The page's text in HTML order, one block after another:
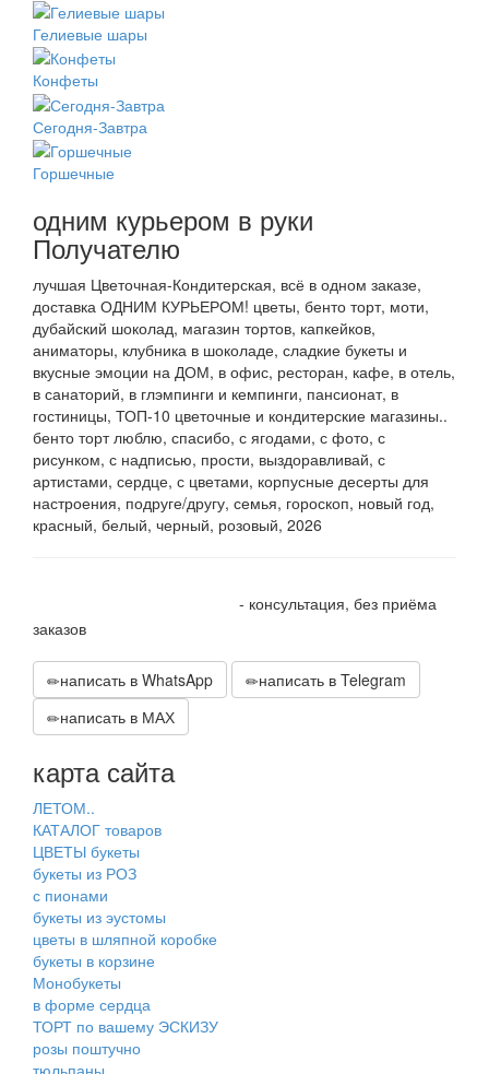
Гелиевые шары
Конфеты
Сегодня-Завтра
Горшечные
одним курьером в руки
Получателю
лучшая Цветочная-Кондитерская, всё в одном заказе,
доставка ОДНИМ КУРЬЕРОМ! цветы, бенто торт, моти,
дубайский шоколад, магазин тортов, капкейков,
аниматоры, клубника в шоколаде, сладкие букеты и
вкусные эмоции на ДОМ, в офис, ресторан, кафе, в отель,
в санаторий, в глэмпинги и кемпинги, пансионат, в
гостиницы, ТОП-10 цветочные и кондитерские магазины..
бенто торт люблю, спасибо, с ягодами, с фото, с
рисунком, с надписью, прости, выздоравливай, с
артистами, сердце, с цветами, корпусные десерты для
настроения, подруге/другу, семья, гороскоп, новый год,
красный, белый, черный, розовый, 2026
- консультация, без приёма
заказов
написать в WhatsApp
написать в Telegram
написать в МАХ
карта сайта
ЛЕТОМ..
КАТАЛОГ товаров
ЦВЕТЫ букеты
букеты из РОЗ
с пионами
букеты из эустомы
цветы в шляпной коробке
букеты в корзине
Монобукеты
в форме сердца
ТОРТ по вашему ЭСКИЗУ
розы поштучно